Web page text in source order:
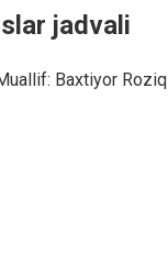
jadvali
Baxtiyor Roziq